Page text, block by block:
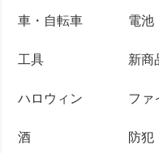
車・自転車 電池
工具 新商
ハロウィン ファ
酒 防犯